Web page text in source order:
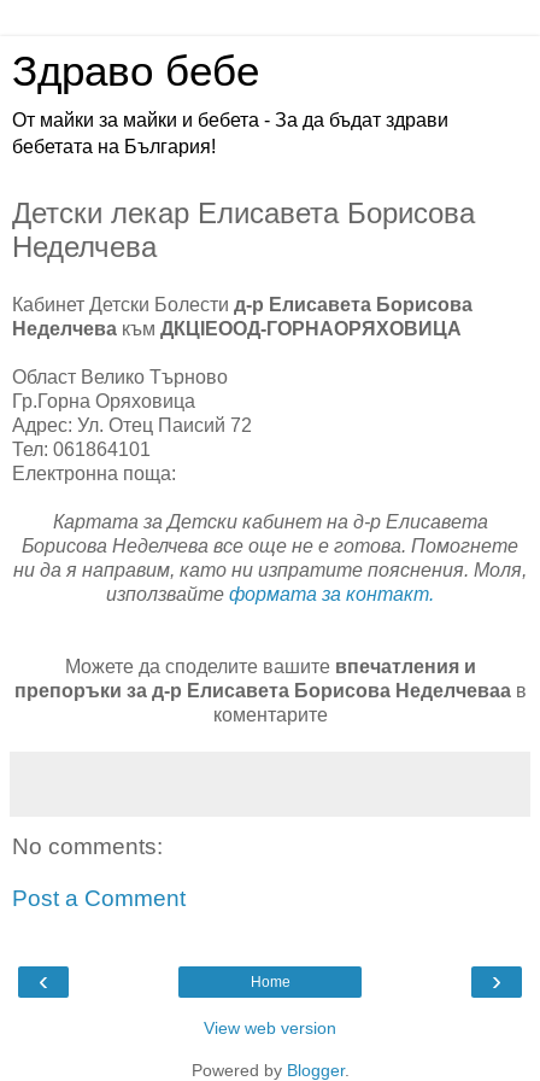
Здраво бебе
От майки за майки и бебета - За да бъдат здрави
бебетата на България!
Детски лекар Елисавета Борисова
Неделчева
Кабинет Детски Болести д-р Елисавета Борисова
Неделчева към ДКЦІЕООД-ГОРНАОРЯХОВИЦА
Област Велико Търново
Гр.Горна Оряховица
Адрес: Ул. Отец Паисий 72
Тел: 061864101
Електронна поща:
Картата за Детски кабинет на д-р Елисавета
Борисова Неделчева все още не е готова. Помогнете
ни да я направим, като ни изпратите пояснения. Моля,
използвайте формата за контакт.
Можете да споделите вашите впечатления и
препоръки за д-р Елисавета Борисова Неделчеваав
коментарите
No comments:
Post a Comment
‹ ›
Home
View web version
Powered by Blogger.